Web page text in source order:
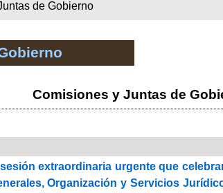
de Gobierno
Comisiones y Juntas de
extraordinaria urgente que
Organización y Servicios